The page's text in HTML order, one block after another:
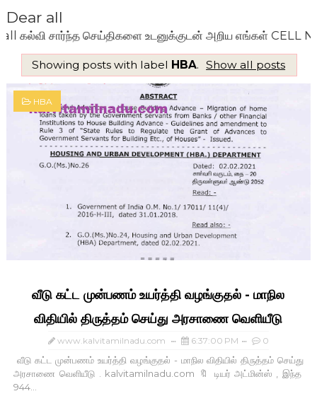
Dear all
சார்ந்த செய்திகளை உடனுக்குடன் அறிய எங்கள் CELL NO:
Showing posts with label HBA. Show all posts
HBA
வீடு கட்ட முன்பணம் உயர்த்தி வழங்குதல் - மாநில
விதியில் திருத்தம் செய்து அரசாணை வெளியீடு
www.kalvitamilnadu.com 6:37:00 PM 0
வீடு கட்ட முன்பணம் உயர்த்தி வழங்குதல் - மாநில விதியில் திருத்தம் செய்து
அரசாணை வெளியீடு . kalvitamilnadu.com 🔖 டியர் அட்மின்ஸ் , இந்த
944...